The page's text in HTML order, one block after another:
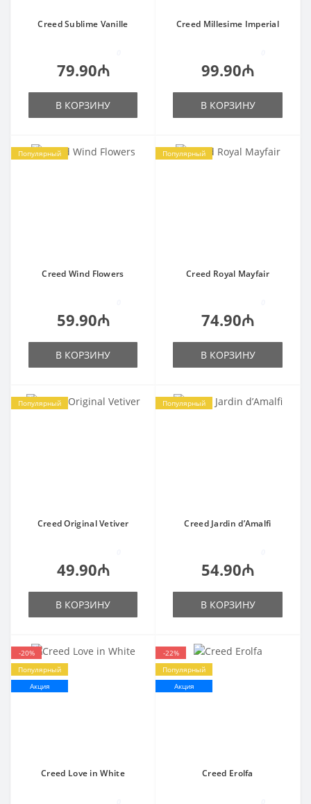
Creed Sublime Vanille
79.90₼
В КОРЗИНУ
Creed Millesime Imperial
99.90₼
В КОРЗИНУ
Популярный
Creed Wind Flowers
59.90₼
В КОРЗИНУ
Популярный
Creed Royal Mayfair
74.90₼
В КОРЗИНУ
Популярный
Creed Original Vetiver
49.90₼
В КОРЗИНУ
Популярный
Creed Jardin d’Amalfi
54.90₼
В КОРЗИНУ
-20%
Популярный
Акция
Creed Love in White
-22%
Популярный
Акция
Creed Erolfa